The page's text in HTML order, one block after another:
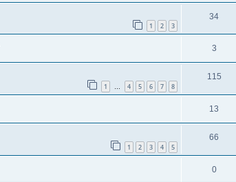
1 2 3
34
3
1 … 4 5 6 7 8
115
13
1 2 3 4 5
66
0